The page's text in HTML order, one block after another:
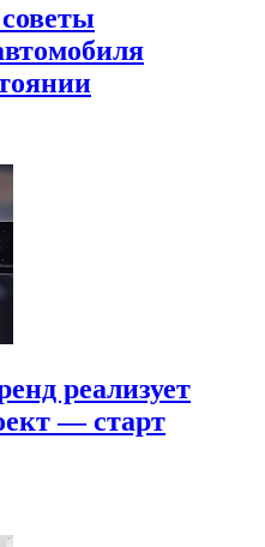
реализует
— старт